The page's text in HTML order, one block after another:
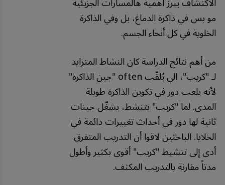
مو بس في ذاكرة الدماغ، بل وفي الذاكرة
الخلوية في كل أنحاء الجسم.
من أهم نتائج الدراسة كان النشاط المتزايد
لـ "كريب"، الي يُلقّب often "جين الذاكرة"
لأنه يلعب دور في تكوين الذاكرة طويلة
المدى. لما "كريب" يتنشط، يشغّل جينات
ثانية لها دور في أحداث تغييرات دائمة في
الخلايا. الباحثين لاقوا أن التدريب المتفرق
أدى إلى تنشيط "كريب" أقوى بكثير وأطول
مدتاً مقارنة بالتدريب المكثف.